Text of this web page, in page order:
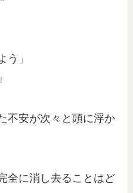
う」
不安が次々と頭に浮か
全に消し去ることはど